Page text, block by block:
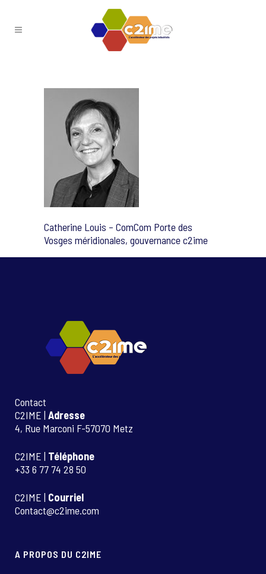
Catherine Louis – ComCom Porte des
Vosges méridionales, gouvernance c2ime
Contact
C2IME | Adresse
4, Rue Marconi F-57070 Metz
C2IME | Téléphone
+33 6 77 74 28 50
C2IME | Courriel
Contact@c2ime.com
A PROPOS DU C2IME